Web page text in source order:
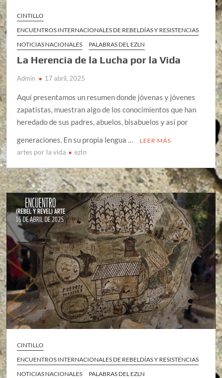
CINTILLO
ENCUENTROS INTERNACIONALES DE REBELDÍAS Y RESISTENCIAS
NOTICIAS NACIONALES
PALABRAS DEL EZLN
La Herencia de la Lucha por la Vida
Admin 17 abril, 2025
Aquí presentamos un resumen donde jóvenas y jóvenes
zapatistas, muestran algo de los conocimientos que han
heredado de sus padres, abuelos, bisabuelos y así por
generaciones. En su propia lengua …
LEER MÁS
artes por la vida ezln
CINTILLO
ENCUENTROS INTERNACIONALES DE REBELDÍAS Y RESISTENCIAS
NOTICIAS NACIONALES
PALABRAS DEL EZLN